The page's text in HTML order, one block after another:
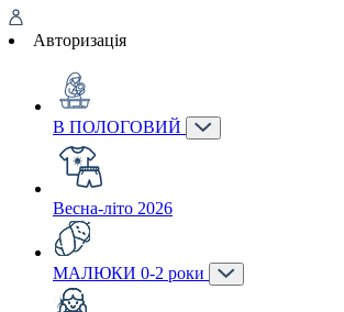
Авторизація
В ПОЛОГОВИЙ
Весна-літо 2026
МАЛЮКИ 0-2 роки